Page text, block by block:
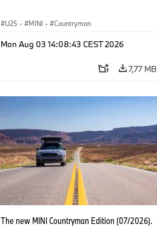
U25 · MINI · Countryman
Mon Aug 03 14:08:43 CEST 2026
7,77 MB
The new MINI Countryman Edition (07/2026).